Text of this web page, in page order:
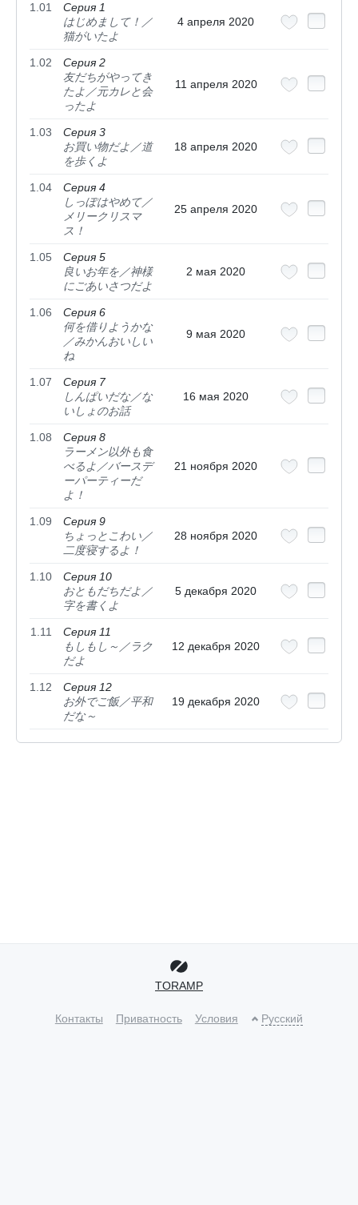
1.01
Серия 1
はじめまして！／
猫がいたよ
4 апреля 2020
1.02
Серия 2
友だちがやってき
たよ／元カレと会
ったよ
11 апреля 2020
1.03
Серия 3
お買い物だよ／道
を歩くよ
18 апреля 2020
1.04
Серия 4
しっぽはやめて／
メリークリスマ
ス！
25 апреля 2020
1.05
Серия 5
良いお年を／神様
にごあいさつだよ
2 мая 2020
1.06
Серия 6
何を借りようかな
／みかんおいしい
ね
9 мая 2020
1.07
Серия 7
しんぱいだな／な
いしょのお話
16 мая 2020
1.08
Серия 8
ラーメン以外も食
べるよ／バースデ
ーパーティーだ
よ！
21 ноября 2020
1.09
Серия 9
ちょっとこわい／
二度寝するよ！
28 ноября 2020
1.10
Серия 10
おともだちだよ／
字を書くよ
5 декабря 2020
1.11
Серия 11
もしもし～／ラク
だよ
12 декабря 2020
1.12
Серия 12
お外でご飯／平和
だな～
19 декабря 2020
TORAMP
Контакты Приватность Условия Русский